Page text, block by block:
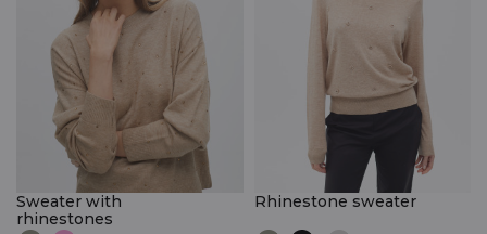
Sweater with
rhinestones
Rhinestone sweater